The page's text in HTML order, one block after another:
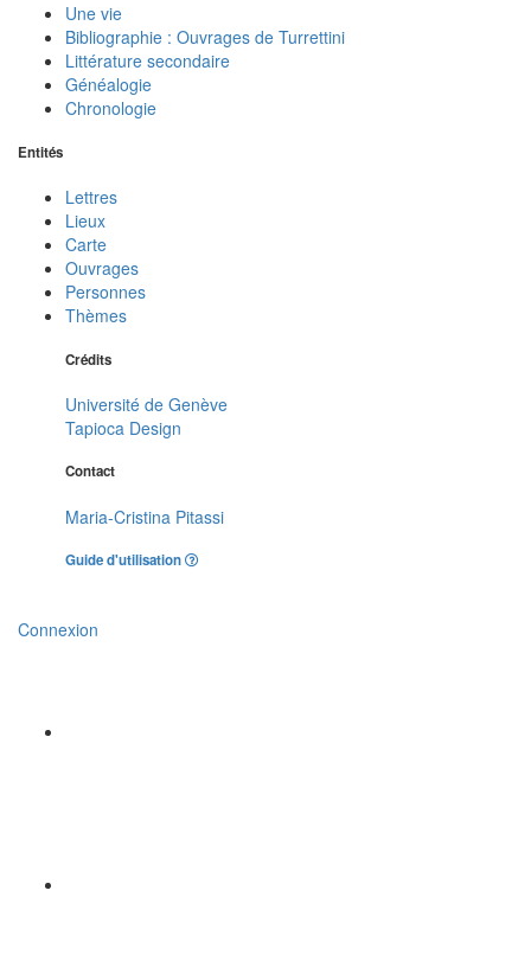
Une vie
Bibliographie : Ouvrages de Turrettini
Littérature secondaire
Généalogie
Chronologie
Entités
Lettres
Lieux
Carte
Ouvrages
Personnes
Thèmes
Crédits
Université de Genève
Tapioca Design
Contact
Maria-Cristina Pitassi
Guide d'utilisation
Connexion